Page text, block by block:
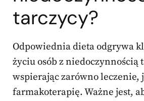
tarczycy?
Odpowiednia dieta odgrywa
życiu osób z niedoczynnością
wspierając zarówno leczenie,
farmakoterapię. Ważne jest,